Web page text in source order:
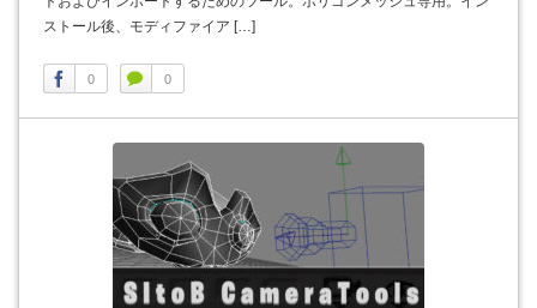
ストール後、モディファイア […]
0 0